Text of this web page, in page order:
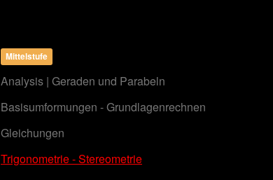
Mittelstufe
Analysis | Geraden und Parabeln
Basisumformungen - Grundlagenrechnen
Gleichungen
Trigonometrie - Stereometrie